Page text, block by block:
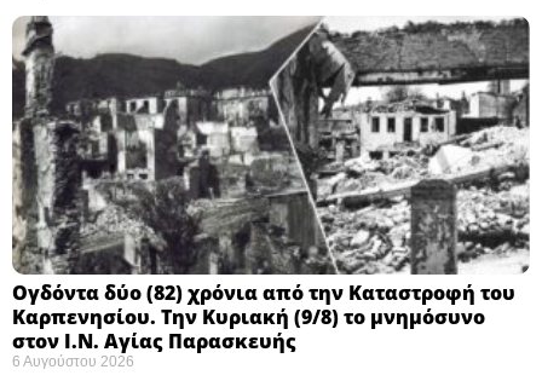
Ογδόντα δύο (82) χρόνια από την Καταστροφή του
Καρπενησίου. Την Κυριακή (9/8) το μνημόσυνο
στον Ι.Ν. Αγίας Παρασκευής
6 Αυγούστου 2026